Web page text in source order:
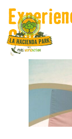
Cana